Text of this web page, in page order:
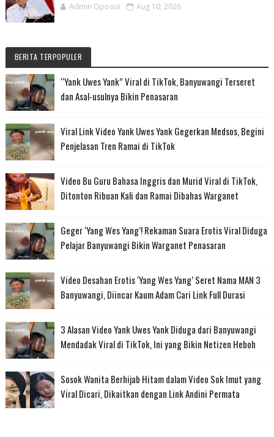
Admin Oposisi Aug 10, 2026
BERITA TERPOPULER
“Yank Uwes Yank” Viral di TikTok, Banyuwangi Terseret
dan Asal-usulnya Bikin Penasaran
Viral Link Video Yank Uwes Yank Gegerkan Medsos, Begini
Penjelasan Tren Ramai di TikTok
Video Bu Guru Bahasa Inggris dan Murid Viral di TikTok,
Ditonton Ribuan Kali dan Ramai Dibahas Warganet
Geger ‘Yang Wes Yang’! Rekaman Suara Erotis Viral Diduga
Pelajar Banyuwangi Bikin Warganet Penasaran
Video Desahan Erotis ‘Yang Wes Yang’ Seret Nama MAN 3
Banyuwangi, Diincar Kaum Adam Cari Link Full Durasi
3 Alasan Video Yank Uwes Yank Diduga dari Banyuwangi
Mendadak Viral di TikTok, Ini yang Bikin Netizen Heboh
Sosok Wanita Berhijab Hitam dalam Video Sok Imut yang
Viral Dicari, Dikaitkan dengan Link Andini Permata